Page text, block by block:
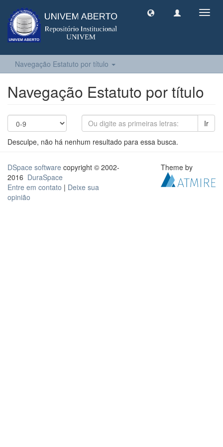
Navegação Estatuto por título
Navegação Estatuto por título
Ir
Desculpe, não há nenhum resultado para essa busca.
DSpace software copyright © 2002-
2016 DuraSpace
Entre em contato | Deixe sua
opinião
Theme by